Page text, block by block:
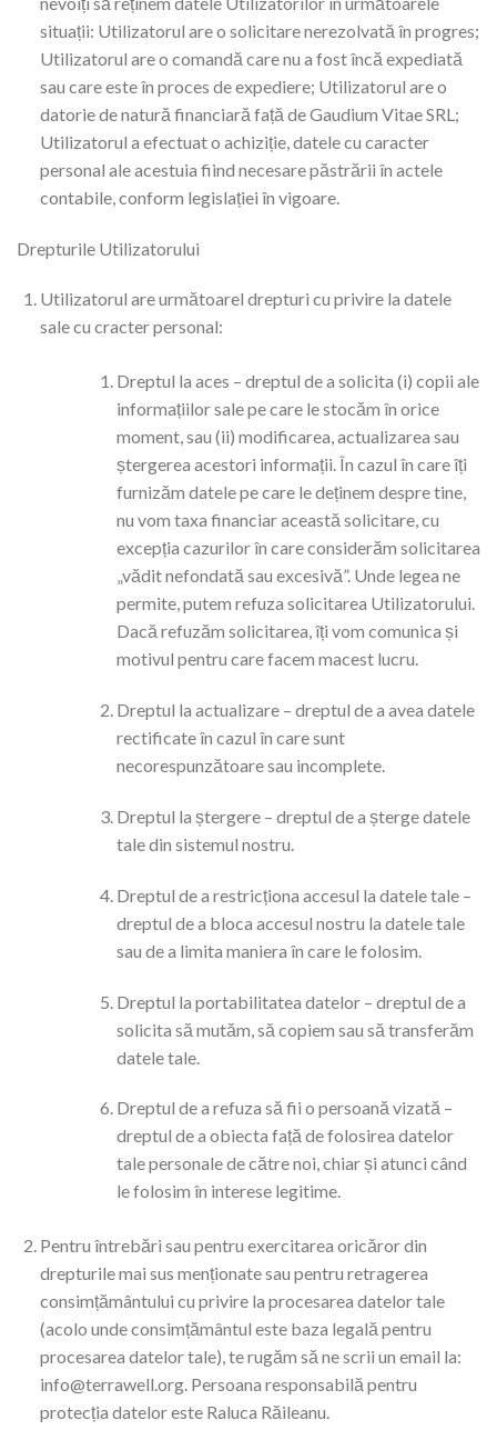
situații: Utilizatorul are o solicitare nerezolvată în progres;
Utilizatorul are o comandă care nu a fost încă expediată
sau care este în proces de expediere; Utilizatorul are o
datorie de natură financiară față de Gaudium Vitae SRL;
Utilizatorul a efectuat o achiziție, datele cu caracter
personal ale acestuia fiind necesare păstrării în actele
contabile, conform legislației în vigoare.
Drepturile Utilizatorului
Utilizatorul are următoarel drepturi cu privire la datele
sale cu cracter personal:
Dreptul la aces – dreptul de a solicita (i) copii ale
informațiilor sale pe care le stocăm în orice
moment, sau (ii) modificarea, actualizarea sau
ștergerea acestori informații. În cazul în care îți
furnizăm datele pe care le deținem despre tine,
nu vom taxa financiar această solicitare, cu
excepția cazurilor în care considerăm solicitarea
„vădit nefondată sau excesivă”. Unde legea ne
permite, putem refuza solicitarea Utilizatorului.
Dacă refuzăm solicitarea, îți vom comunica și
motivul pentru care facem macest lucru.
Dreptul la actualizare – dreptul de a avea datele
rectificate în cazul în care sunt
necorespunzătoare sau incomplete.
Dreptul la ștergere – dreptul de a șterge datele
tale din sistemul nostru.
Dreptul de a restricționa accesul la datele tale –
dreptul de a bloca accesul nostru la datele tale
sau de a limita maniera în care le folosim.
Dreptul la portabilitatea datelor – dreptul de a
solicita să mutăm, să copiem sau să transferăm
datele tale.
Dreptul de a refuza să fii o persoană vizată –
dreptul de a obiecta față de folosirea datelor
tale personale de către noi, chiar și atunci când
le folosim în interese legitime.
Pentru întrebări sau pentru exercitarea oricăror din
drepturile mai sus menționate sau pentru retragerea
consimțământului cu privire la procesarea datelor tale
(acolo unde consimțământul este baza legală pentru
procesarea datelor tale), te rugăm să ne scrii un email la:
info@terrawell.org. Persoana responsabilă pentru
protecția datelor este Raluca Răileanu.